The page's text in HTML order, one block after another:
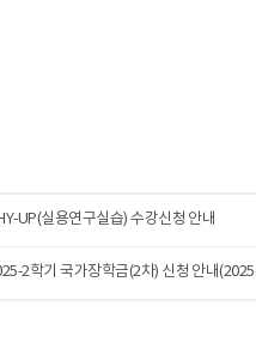
UP(실용연구실습) 수강신청 안내
2학기 국가장학금(2차) 신청 안내